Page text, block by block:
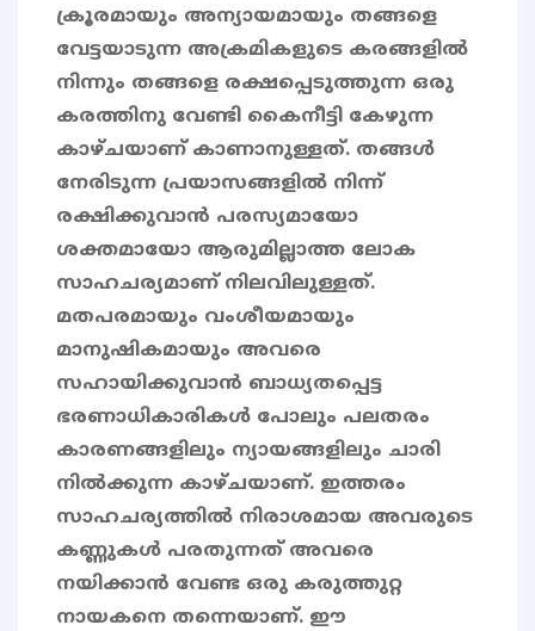
ക്രൂരമായും അന്യായമായും തങ്ങളെ
വേട്ടയാടുന്ന അക്രമികളുടെ കരങ്ങളിൽ
നിന്നും തങ്ങളെ രക്ഷപ്പെടുത്തുന്ന ഒരു
കരത്തിനു വേണ്ടി കൈനീട്ടി കേഴുന്ന
കാഴ്ചയാണ് കാണാനുള്ളത്. തങ്ങൾ
നേരിടുന്ന പ്രയാസങ്ങളിൽ നിന്ന്
രക്ഷിക്കുവാൻ പരസ്യമായോ
ശക്തമായോ ആരുമില്ലാത്ത ലോക
സാഹചര്യമാണ് നിലവിലുള്ളത്.
മതപരമായും വംശീയമായും
മാനുഷികമായും അവരെ
സഹായിക്കുവാൻ ബാധ്യതപ്പെട്ട
ഭരണാധികാരികൾ പോലും പലതരം
കാരണങ്ങളിലും ന്യായങ്ങളിലും ചാരി
നിൽക്കുന്ന കാഴ്ചയാണ്. ഇത്തരം
സാഹചര്യത്തിൽ നിരാശമായ അവരുടെ
കണ്ണുകൾ പരതുന്നത് അവരെ
നയിക്കാൻ വേണ്ട ഒരു കരുത്തുറ്റ
നായകനെ തന്നെയാണ്. ഈ